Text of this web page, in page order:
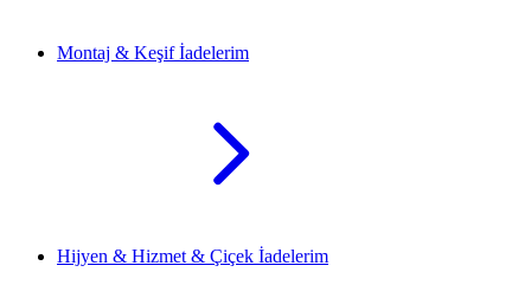
Montaj & Keşif İadelerim
Hijyen & Hizmet & Çiçek İadelerim